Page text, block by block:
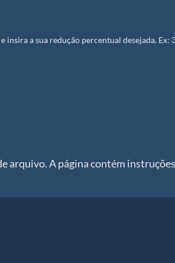
a sua redução percentual desejada. Ex:
arquivo. A página contém